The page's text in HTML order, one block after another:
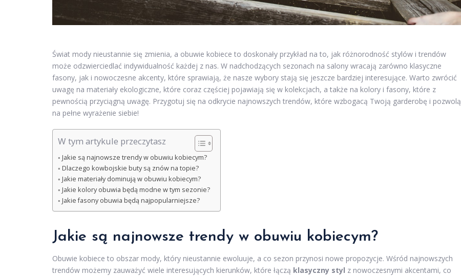
Świat mody nieustannie się zmienia, a obuwie kobiece to doskonały przykład na to, jak różnorodność stylów i trendów
może odzwierciedlać indywidualność każdej z nas. W nadchodzących sezonach na salony wracają zarówno klasyczne
fasony, jak i nowoczesne akcenty, które sprawiają, że nasze wybory stają się jeszcze bardziej interesujące. Warto zwrócić
uwagę na materiały ekologiczne, które coraz częściej pojawiają się w kolekcjach, a także na kolory i fasony, które z
pewnością przyciągną uwagę. Przygotuj się na odkrycie najnowszych trendów, które wzbogacą Twoją garderobę i pozwolą
na pełne wyrażenie siebie!
W tym artykule przeczytasz
Jakie są najnowsze trendy w obuwiu kobiecym?
Dlaczego kowbojskie buty są znów na topie?
Jakie materiały dominują w obuwiu kobiecym?
Jakie kolory obuwia będą modne w tym sezonie?
Jakie fasony obuwia będą najpopularniejsze?
Jakie są najnowsze trendy w obuwiu kobiecym?
Obuwie kobiece to obszar mody, który nieustannie ewoluuje, a co sezon przynosi nowe propozycje. Wśród najnowszych
trendów możemy zauważyć wiele interesujących kierunków, które łączą klasyczny styl z nowoczesnymi akcentami, co